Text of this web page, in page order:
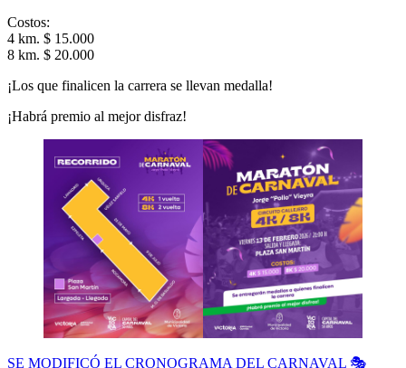
Costos:
4 km. $ 15.000
8 km. $ 20.000
¡Los que finalicen la carrera se llevan medalla!
¡Habrá premio al mejor disfraz!
Navegación
SE MODIFICÓ EL CRONOGRAMA DEL CARNAVAL 🎭